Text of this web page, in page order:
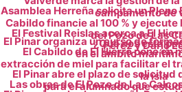
campamento de
Asamblea Herreña solicita un Pleno
Cabildo financie al 100 % y
del Pozo de Las
El Festival Reislas acerca a El
Pérez y Darío
¿Qué nos está
El Pinar organiza un curso de
en el ámbito
El Cabildo de El Hierro pone en
extracción de miel para facilitar el
la isla
El Pinar abre el plazo de solicitud
para el alumnado que
Las obras de El Pozo de Las